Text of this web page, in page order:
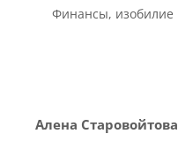
Финансы, изобилие
Алена Старовойтова